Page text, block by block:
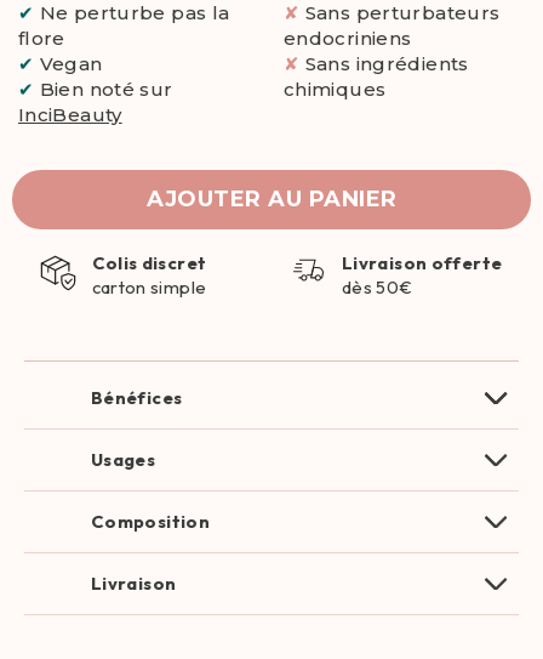
✔ Ne perturbe pas la
flore
✔ Vegan
✔ Bien noté sur
InciBeauty
✘ Sans perturbateurs
endocriniens
✘ Sans ingrédients
chimiques
AJOUTER AU PANIER
Colis discret
carton simple
Livraison offerte
dès 50€
Bénéfices
Usages
Composition
Livraison